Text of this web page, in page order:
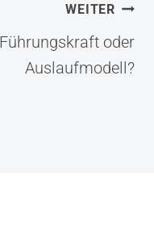
WEITER
Führungskraft oder
Auslaufmodell?